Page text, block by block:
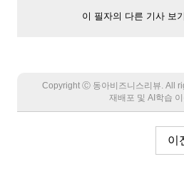
이 필자의 다른 기사 보기
Copyright Ⓒ 동아비즈니스리뷰. All
재배포 및 AI학습 이
이